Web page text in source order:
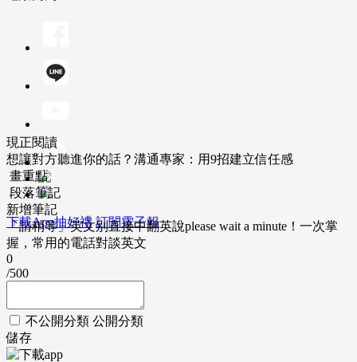
下載App抽好禮 訂閱電子報
現正閱讀
想讓對方聽進你的話？溝通專家：用9招建立信任感
畫重點
段落筆記
新增筆記
「請稍等」英文別直接中翻英說please wait a minute！一次掌
握，常用的電話對談英文
0
/500
不公開分類 公開分類
儲存